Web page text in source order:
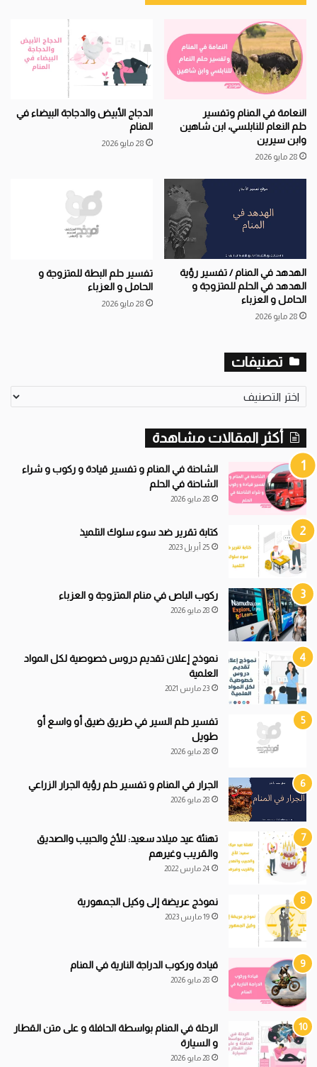
النعامة في المنام وتفسير
حلم النعام للنابلسي، ابن شاهين
وابن سيرين
28 مايو 2026
الدجاج الأبيض والدجاجة البيضاء في
المنام
28 مايو 2026
الهدهد في المنام / تفسير رؤية
الهدهد في الحلم للمتزوجة و
الحامل و العزباء
28 مايو 2026
تفسير حلم البطة للمتزوجة و
الحامل و العزباء
28 مايو 2026
تصنيفات
ص
ف
ا
ت
أكثر المقالات مشاهدة
الشاحنة في المنام و تفسير قيادة و ركوب و شراء
الشاحنة في الحلم
28 مايو 2026
كتابة تقرير ضد سوء سلوك التلميذ
25 أبريل 2023
ركوب الباص في منام المتزوجة و العزباء
28 مايو 2026
نموذج إعلان تقديم دروس خصوصية لكل المواد
العلمية
23 مارس 2021
تفسير حلم السير في طريق ضيق أو واسع أو
طويل
28 مايو 2026
الجرار في المنام و تفسير حلم رؤية الجرار الزراعي
28 مايو 2026
تهنئة عيد ميلاد سعيد: للأخ والحبيب والصديق
والقريب وغيرهم
24 مارس 2022
نموذج عريضة إلى وكيل الجمهورية
19 مارس 2023
قيادةوركوب الدراجة النارية في المنام
28 مايو 2026
الرحلة في المنام بواسطة الحافلة و على متن القطار
و السيارة
28 مايو 2026